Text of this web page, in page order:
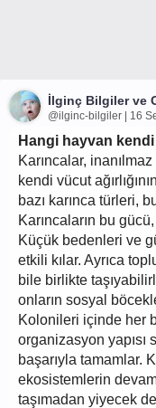
İlginç Bilgiler ve
@ilginc-bilgiler | 16
Hangi hayvan kendi
Karıncalar,
kendi vücut
bazı karınca türleri,
Karıncaların bu
Küçük bedenleri ve
etkili kılar. Ayrıca
bile birlikte
onların sosyal
Kolonileri içinde her
organizasyon yapısı
başarıyla tamamlar.
ekosistemlerin
taşımadan yiyecek